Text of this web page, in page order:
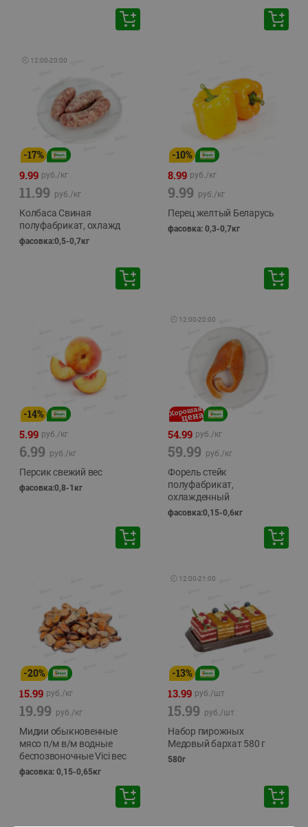
🕘 12:00-20:00
-17%
9.99 руб./кг
11.99 руб./кг
Колбаса Свиная
полуфабрикат, охлажд
фасовка:0,5-0,7кг
-10%
8.99 руб./кг
9.99 руб./кг
Перец желтый Беларусь
фасовка: 0,3-0,7кг
-14%
5.99 руб./кг
6.99 руб./кг
Персик свежий вес
фасовка:0,8-1кг
🕘 12:00-20:00
54.99 руб./кг
59.99 руб./кг
Форель стейк
полуфабрикат,
охлажденный
фасовка:0,15-0,6кг
-20%
15.99 руб./кг
19.99 руб./кг
Мидии обыкновенные
мясо п/м в/м водные
беспозвоночные Vici вес
фасовка: 0,15-0,65кг
🕘 12:00-21:00
-13%
13.99 руб./шт
15.99 руб./шт
Набор пирожных
Медовый бархат 580 г
580г